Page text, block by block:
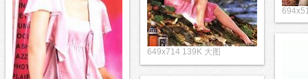
649x714 139K 大图